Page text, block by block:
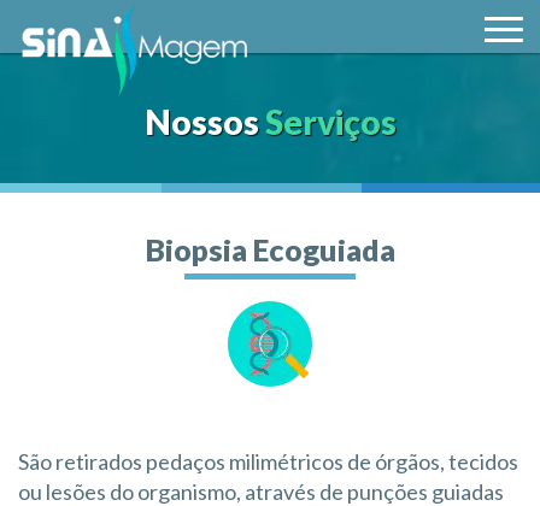
NossosServiços
Biopsia Ecoguiada
São retirados pedaços milimétricos de órgãos, tecidos
ou lesões do organismo, através de punções guiadas